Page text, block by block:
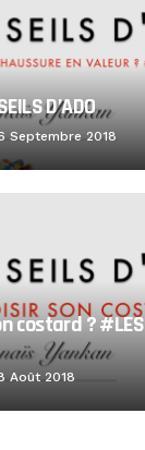
D’ADO
Septembre 2018
costard ? #LES
Août 2018